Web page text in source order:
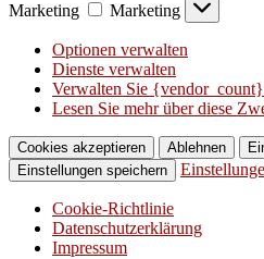
Marketing
Marketing
Optionen verwalten
Dienste verwalten
Verwalten Sie
Lesen Sie mehr über diese
Cookies akzeptieren Ablehnen
Einstellungen speichern
Cookie-Richtlinie
Datenschutzerklärung
Impressum